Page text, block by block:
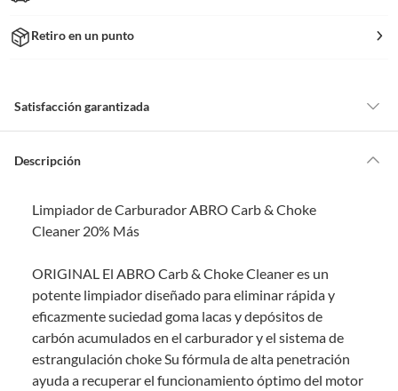
Retiro en un punto
Satisfacción garantizada
de la compra.
comprado por internet y que hay ciertas categorías que no tienen este
derecho:
puedan deteriorarse o caducar con rapidez.
Confeccionados a la medida.
De uso personal.
En sodimac.cl te damos30 días desde que recibes el producto . Debe
estar en perfecto estado, con todas sus etiquetas y sin uso, tal como te lo
entregamos.
Descripción
Limpiador de Carburador ABRO Carb & Choke
Cleaner 20% Más
ORIGINAL El ABRO Carb & Choke Cleaner es un
potente limpiador diseñado para eliminar rápida y
eficazmente suciedad goma lacas y depósitos de
carbón acumulados en el carburador y el sistema de
estrangulación choke Su fórmula de alta penetración
ayuda a recuperar el funcionamiento óptimo del motor